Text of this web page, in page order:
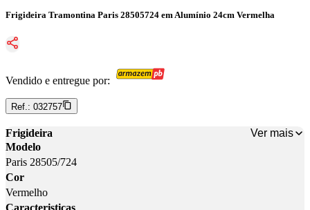
Frigideira Tramontina Paris 28505724 em Alumínio 24cm Vermelha
Vendido e entregue por:
Ref.: 032757
Frigideira
Ver mais
Modelo
Paris 28505/724
Cor
Vermelho